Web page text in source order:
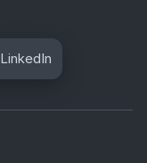
LinkedIn